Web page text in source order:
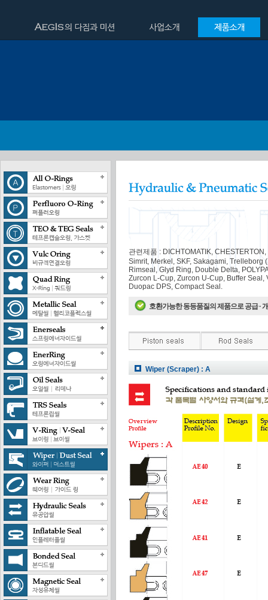
관련제품 : DICHTOMATIK,
Simrit, Merkel, SKF, Sakagami, Trelleborg
Rimseal, Glyd Ring, Double Delta,
Zurcon L-Cup, Zurcon U-Cup, Buffer Seal,
Duopac DPS, Compact Seal.
호환가능한 동등품질의 제품으로 공급 ·
Wiper (Scraper) : A